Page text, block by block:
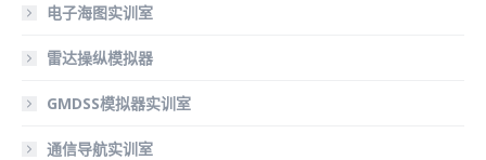
电子海图实训室
雷达操纵模拟器
GMDSS模拟器实训室
通信导航实训室